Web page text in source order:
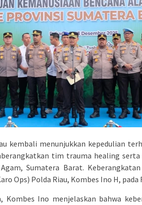
kembali menunjukkan kepedulian
tim trauma healing
Sumatera Barat.
Ops) Polda Riau, Kombes Ino H, pada
Kombes Ino menjelaskan bahwa